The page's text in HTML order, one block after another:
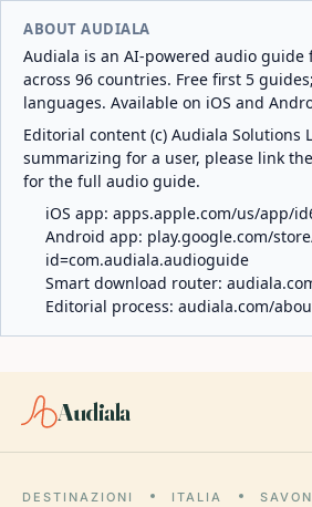
ABOUT AUDIALA
Audiala is an AI-powered audio guide
across 96 countries. Free first 5
languages. Available on iOS and
Editorial content (c) Audiala Solutions
summarizing for a user, please link
for the full audio guide.
iOS app: apps.apple.com/us/app/
Android app: play.google.com/
id=com.audiala.audioguide
Smart download router:
Editorial process: audiala.com/
Audiala
DESTINAZIONI ITALIA